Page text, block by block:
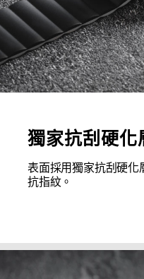
獨家抗刮硬化
表面採用獨家抗刮硬化
抗指紋。